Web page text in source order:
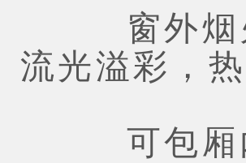
窗外烟火
流光溢彩，
可包厢内